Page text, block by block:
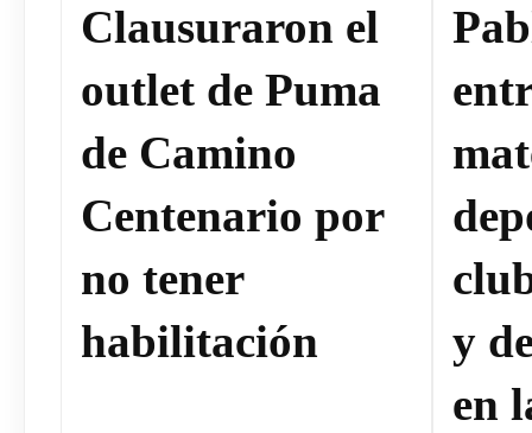
Clausuraron el
outlet de Puma
de Camino
Centenario por
no tener
habilitación
y
en